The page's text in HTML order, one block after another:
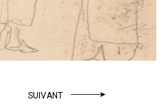
SUIVANT